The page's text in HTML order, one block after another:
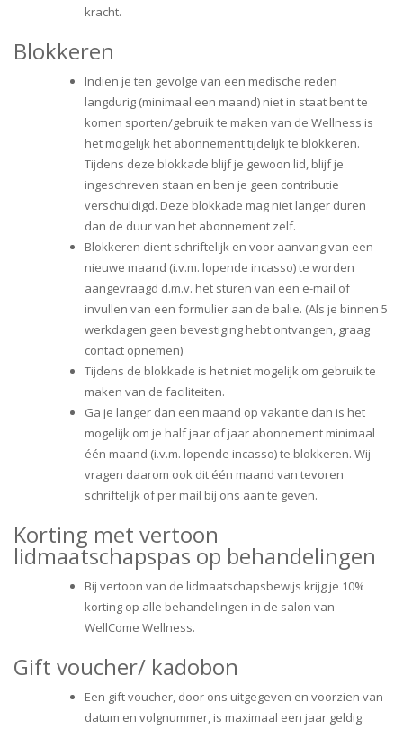
kracht.
Blokkeren
Indien je ten gevolge van een medische reden
langdurig (minimaal een maand) niet in staat bent te
komen sporten/gebruik te maken van de Wellness is
het mogelijk het abonnement tijdelijk te blokkeren.
Tijdens deze blokkade blijf je gewoon lid, blijf je
ingeschreven staan en ben je geen contributie
verschuldigd. Deze blokkade mag niet langer duren
dan de duur van het abonnement zelf.
Blokkeren dient schriftelijk en voor aanvang van een
nieuwe maand (i.v.m. lopende incasso) te worden
aangevraagd d.m.v. het sturen van een e-mail of
invullen van een formulier aan de balie. (Als je binnen 5
werkdagen geen bevestiging hebt ontvangen, graag
contact opnemen)
Tijdens de blokkade is het niet mogelijk om gebruik te
maken van de faciliteiten.
Ga je langer dan een maand op vakantie dan is het
mogelijk om je half jaar of jaar abonnement minimaal
één maand (i.v.m. lopende incasso) te blokkeren. Wij
vragen daarom ook dit één maand van tevoren
schriftelijk of per mail bij ons aan te geven.
Korting met vertoon
lidmaatschapspas op behandelingen
Bij vertoon van de lidmaatschapsbewijs krijg je 10%
korting op alle behandelingen in de salon van
WellCome Wellness.
Gift voucher/ kadobon
Een gift voucher, door ons uitgegeven en voorzien van
datum en volgnummer, is maximaal een jaar geldig.